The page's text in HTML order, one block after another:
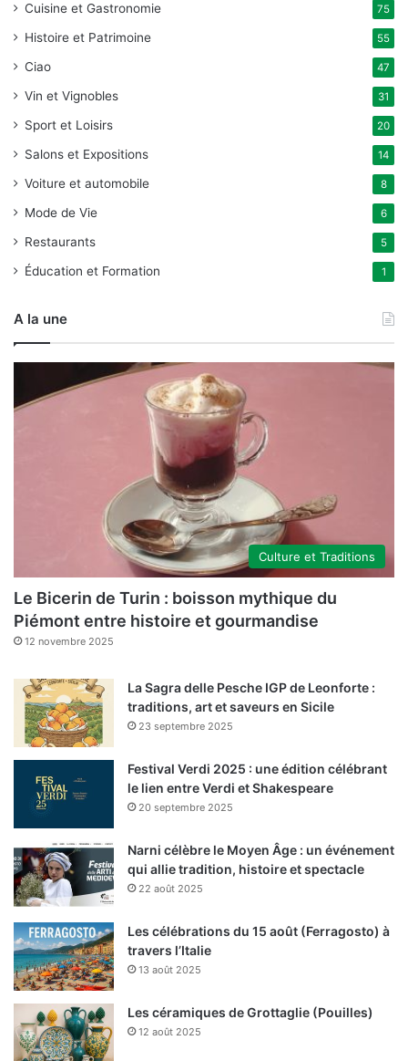
Cuisine et Gastronomie 75
Histoire et Patrimoine 55
Ciao 47
Vin et Vignobles 31
Sport et Loisirs 20
Salons et Expositions 14
Voiture et automobile 8
Mode de Vie 6
Restaurants 5
Éducation et Formation 1
A la une
Culture et Traditions
Le Bicerin de Turin : boisson mythique du
Piémont entre histoire et gourmandise
12 novembre 2025
La Sagra delle Pesche IGP de Leonforte :
traditions, art et saveurs en Sicile
23 septembre 2025
Festival Verdi 2025 : une édition célébrant
le lien entre Verdi et Shakespeare
20 septembre 2025
Narni célèbre le Moyen Âge : un événement
qui allie tradition, histoire et spectacle
22 août 2025
Les célébrations du 15 août (Ferragosto) à
travers l’Italie
13 août 2025
Les céramiques de Grottaglie (Pouilles)
12 août 2025